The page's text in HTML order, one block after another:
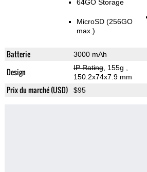
64GO Storage
MicroSD (256GO
max.)
Batterie 3000 mAh
Design IP Rating, 155g
150.2x74x7.9 mm
Prix du marché (USD) $95